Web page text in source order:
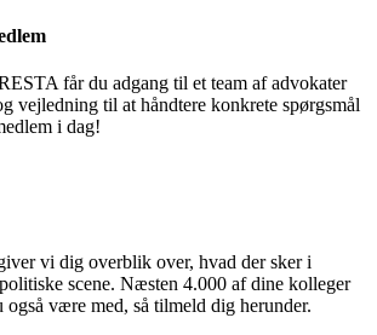
får du adgang til et team af advokater
vejledning til at håndtere konkrete spørgsmål
i dag!
vi dig overblik over, hvad der sker i
scene. Næsten 4.000 af dine kolleger
også være med, så tilmeld dig herunder.